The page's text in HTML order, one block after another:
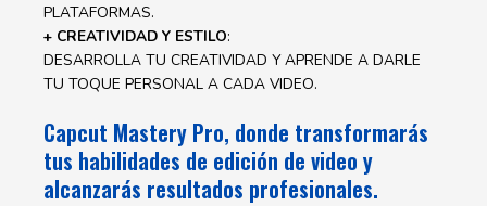
PLATAFORMAS.
+ CREATIVIDAD Y ESTILO:
DESARROLLA TU CREATIVIDAD Y APRENDE A DARLE
TU TOQUE PERSONAL A CADA VIDEO.
Capcut Mastery Pro, donde transformarás
tus habilidades de edición de video y
alcanzarás resultados profesionales.